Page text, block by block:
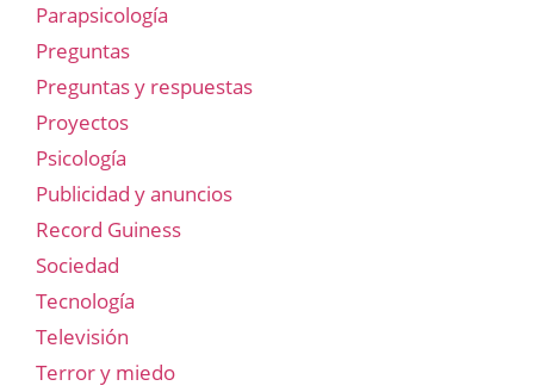
Parapsicología
Preguntas
Preguntas y respuestas
Proyectos
Psicología
Publicidad y anuncios
Record Guiness
Sociedad
Tecnología
Televisión
Terror y miedo